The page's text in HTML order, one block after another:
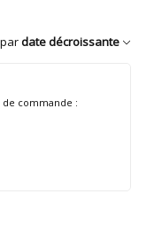
date décroissante
de commande :